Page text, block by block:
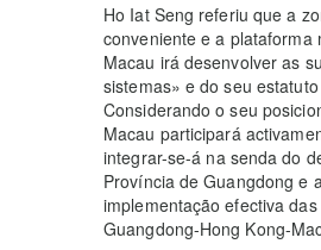
Ho Iat Seng referiu que a
conveniente e a plataforma
Macau irá desenvolver as
sistemas» e do seu
Considerando o seu
Macau participará
integrar-se-á na senda do
Província de Guangdong e
implementação efectiva
Guangdong-Hong Kong-